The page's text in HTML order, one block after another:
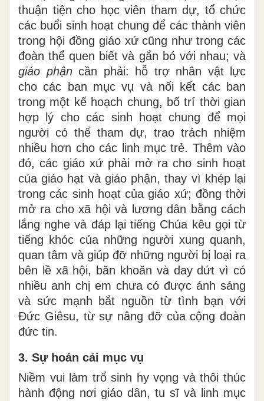
thuận tiện cho học viên tham dự, tổ chức
các buổi sinh hoạt chung để các thành viên
trong hội đồng giáo xứ cũng như trong các
đoàn thể quen biết và gắn bó với nhau; và
giáo phận cần phải: hỗ trợ nhân vật lực
cho các ban mục vụ và nối kết các ban
trong một kế hoạch chung, bố trí thời gian
hợp lý cho các sinh hoạt chung để mọi
người có thể tham dự, trao trách nhiệm
nhiều hơn cho các linh mục trẻ. Thêm vào
đó, các giáo xứ phải mở ra cho sinh hoạt
của giáo hạt và giáo phận, thay vì khép lại
trong các sinh hoạt của giáo xứ; đồng thời
mở ra cho xã hội và lương dân bằng cách
lắng nghe và đáp lại tiếng Chúa kêu gọi từ
tiếng khóc của những người xung quanh,
quan tâm và giúp đỡ những người bị loại ra
bên lề xã hội, băn khoăn và day dứt vì có
nhiều anh chị em chưa có được ánh sáng
và sức mạnh bắt nguồn từ tình bạn với
Đức Giêsu, từ sự nâng đỡ của cộng đoàn
đức tin.
3. Sự hoán cải mục vụ
Niềm vui làm trổ sinh hy vọng và thôi thúc
hành động nơi giáo dân, tu sĩ và linh mục